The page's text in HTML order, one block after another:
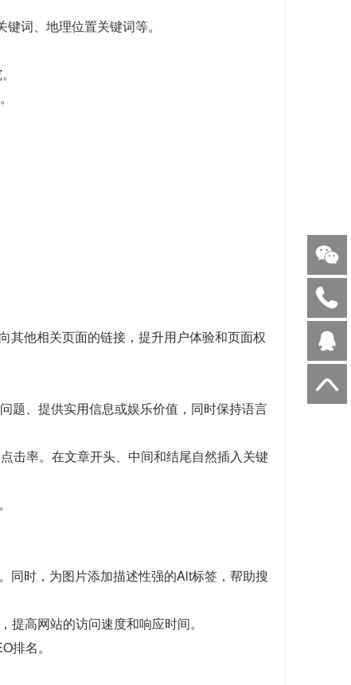
词、地理位置关键词等。
其他相关页面的链接，提升用户体验和页面权
题、提供实用信息或娱乐价值，同时保持语言
击率。在文章开头、中间和结尾自然插入关键
同时，为图片添加描述性强的Alt标签，帮助搜
高网站的访问速度和响应时间。
排名。